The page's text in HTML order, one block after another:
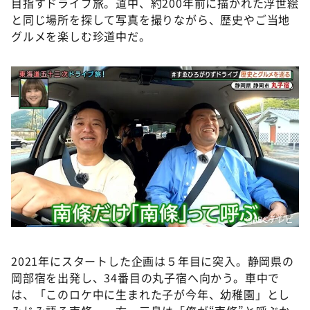
と同じ場所を探して写真を撮りながら、歴史やご当地
グルメを楽しむ珍道中だ。
©ABCテレビ
2021年にスタートした企画は５年目に突入。静岡県の
岡部宿を出発し、34番目の丸子宿へ向かう。車中で
は、「このロケ中に生まれた子が今年、幼稚園」とし